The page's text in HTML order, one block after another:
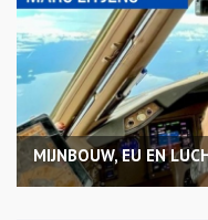
MIJNBOUW, EU EN